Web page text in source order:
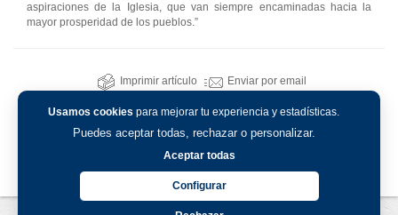
Usamos cookies para mejorar tu experiencia y estadísticas.
Puedes aceptar todas, rechazar o personalizar.
Aceptar todas
Configurar
aspiraciones de la Iglesia, que van siempre encaminadas hacia la
mayor prosperidad de los pueblos.”
Imprimir artículo Enviar por email